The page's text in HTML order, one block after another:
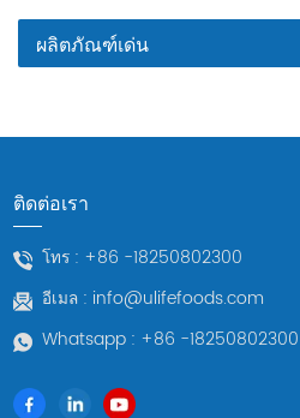
ผลิตภัณฑ์เด่น
ติดต่อเรา
โทร : +86 -18250802300
อีเมล : info@ulifefoods.com
Whatsapp : +86 -18250802300